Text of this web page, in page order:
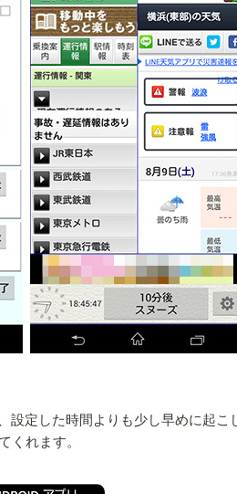
定した時間よりも少し早めに起こ
くれます。